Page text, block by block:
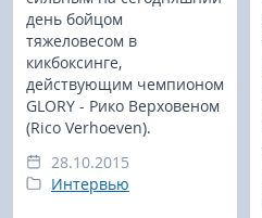
день бойцом
тяжеловесом в
кикбоксинге,
действующим чемпионом
GLORY - Рико Верховеном
(Rico Verhoeven).
28.10.2015
Интервью